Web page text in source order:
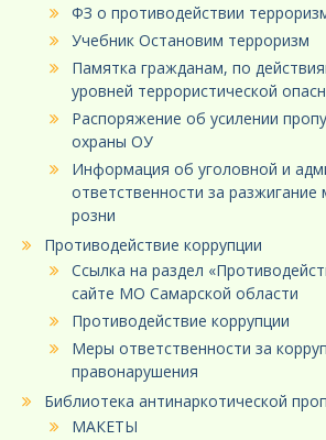
ФЗ о противодействии
Учебник Остановим терроризм
Памятка гражданам, по
уровней террористической
Распоряжение об усилении
охраны ОУ
Информация об уголовной и
ответственности за
розни
Противодействие коррупции
Ссылка на раздел
сайте МО Самарской области
Противодействие коррупции
Меры ответственности за
правонарушения
Библиотека антинаркотической
МАКЕТЫ